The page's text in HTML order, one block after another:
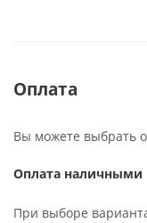
Оплата
Вы можете выбрать
Оплата наличными
При выборе